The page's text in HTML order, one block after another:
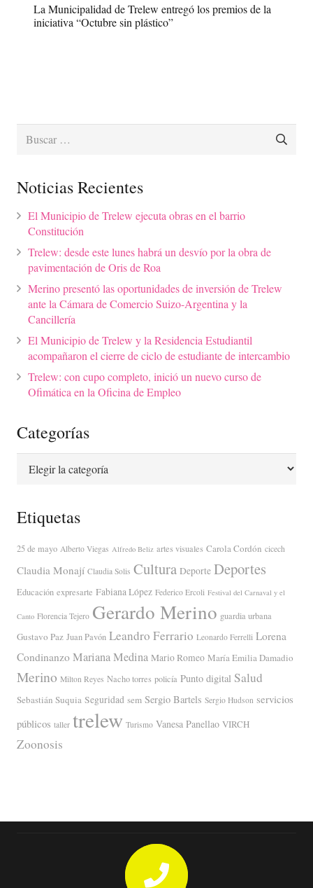
La Municipalidad de Trelew entregó los premios de la
iniciativa “Octubre sin plástico”
Buscar:
Noticias Recientes
El Municipio de Trelew ejecuta obras en el barrio
Constitución
Trelew: desde este lunes habrá un desvío por la obra de
pavimentación de Oris de Roa
Merino presentó las oportunidades de inversión de Trelew
ante la Cámara de Comercio Suizo-Argentina y la
Cancillería
El Municipio de Trelew y la Residencia Estudiantil
acompañaron el cierre de ciclo de estudiante de intercambio
Trelew: con cupo completo, inició un nuevo curso de
Ofimática en la Oficina de Empleo
Categorías
Categorías
Etiquetas
25 de mayo Alberto Viegas Alfredo Beliz artes visuales Carola Cordón cicech
Claudia Monají Claudia Solis Cultura Deporte Deportes
Educación expresarte Fabiana López Federico Ercoli Festival del Carnaval y el
Canto Florencia Tejero Gerardo Merino guardia urbana
Gustavo Paz Juan Pavón Leandro Ferrario Leonardo Ferrelli Lorena
Condinanzo Mariana Medina Mario Romeo María Emilia Damadio
Merino Milton Reyes Nacho torres policía Punto digital Salud
Sebastián Suquia Seguridad sem Sergio Bartels Sergio Hudson servicios
públicos taller trelew Turismo Vanesa Panellao VIRCH
Zoonosis